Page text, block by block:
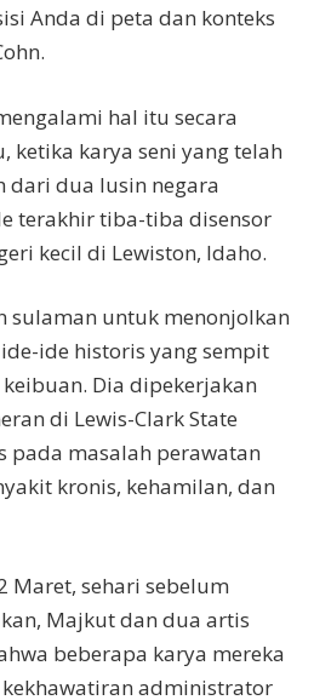
Anda di peta dan konteks
hal itu secara
ketika karya seni yang telah
dua lusin negara
terakhir tiba-tiba disensor
kecil di Lewiston, Idaho.
sulaman untuk menonjolkan
ide historis yang sempit
Dia dipekerjakan
di Lewis-Clark State
pada masalah perawatan
kronis, kehamilan, dan
Maret, sehari sebelum
Majkut dan dua artis
beberapa karya mereka
administrator